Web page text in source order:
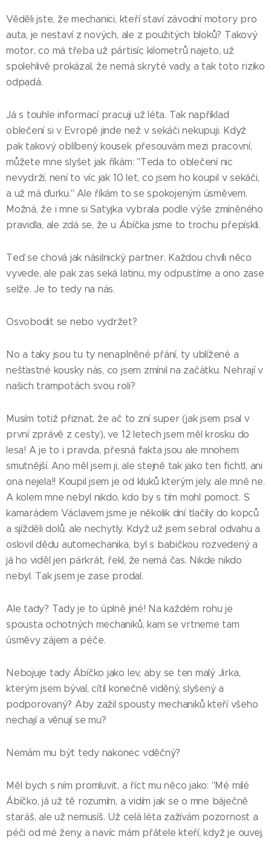
Věděli jste, že mechanici, kteří staví závodní motory pro
auta, je nestaví z nových, ale z použitých bloků? Takový
motor, co má třeba už pártisíc kilometrů najeto, už
spolehlivě prokázal, že nemá skryté vady, a tak toto riziko
odpadá.
Já s touhle informací pracuji už léta. Tak například
oblečení si v Evropě jinde než v sekáči nekupuji. Když
pak takový oblíbený kousek přesouvám mezi pracovní,
můžete mne slyšet jak říkám: "Teda to oblečení nic
nevydrží, není to víc jak 10 let, co jsem ho koupil v sekáči,
a už má ďurku." Ale říkám to se spokojeným úsměvem.
Možná, že i mne si Satyjka vybrala podle výše zmíněného
pravidla, ale zdá se, že u Ábíčka jsme to trochu přepískli.
Teď se chová jak násilnický partner. Každou chvíli něco
vyvede, ale pak zas seká latinu, my odpustíme a ono zase
selže. Je to tedy na nás.
Osvobodit se nebo vydržet?
No a taky jsou tu ty nenaplněné přání, ty ublížené a
nešťastné kousky nás, co jsem zmínil na začátku. Nehrají v
našich trampotách svou roli?
Musím totiž přiznat, že ač to zní super (jak jsem psal v
první zprávě z cesty), ve 12 letech jsem měl krosku do
lesa! A je to i pravda, přesná fakta jsou ale mnohem
smutnější. Ano měl jsem ji, ale stejně tak jako ten fichtl, ani
ona nejela!! Koupil jsem je od kluků kterým jely, ale mně ne.
A kolem mne nebyl nikdo, kdo by s tím mohl pomoct. S
kamarádem Václavem jsme je několik dní tlačily do kopců
a sjížděli dolů. ale nechytly. Když už jsem sebral odvahu a
oslovil dědu automechanika, byl s babičkou rozvedený a
já ho viděl jen párkrát, řekl, že nemá čas. Nikde nikdo
nebyl. Tak jsem je zase prodal.
Ale tady? Tady je to úplně jiné! Na každém rohu je
spousta ochotných mechaniků, kam se vrtneme tam
úsměvy zájem a péče.
Nebojuje tady Ábíčko jako lev, aby se ten malý Jirka,
kterým jsem býval, cítil konečně viděný, slyšený a
podporovaný? Aby zažil spousty mechaniků kteří všeho
nechají a věnují se mu?
Nemám mu být tedy nakonec vděčný?
Měl bych s ním promluvit, a říct mu něco jako: "Mé milé
Ábíčko, já už tě rozumím, a vidím jak se o mne báječně
staráš, ale už nemusíš. Už celá léta zažívám pozornost a
péči od mé ženy, a navíc mám přátele kteří, když je ouvej,